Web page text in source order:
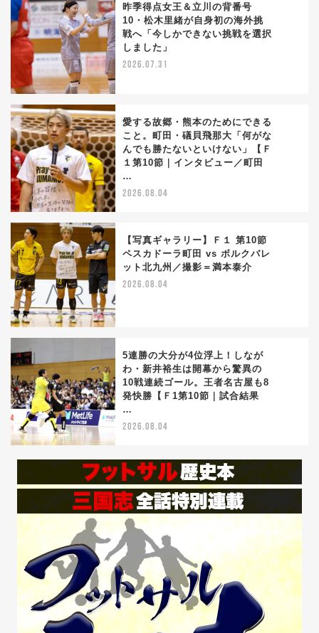
昨季得点女王＆立川の背番号
10・松木里緒が自身初の海外挑
戦へ「今しかできない挑戦を選択
しました」
2026.07.31
愛する故郷・熊本のためにできる
こと。町田・礒貝飛那大「何がな
んでも勝たないといけない」【Ｆ
１第10節｜インタビュー／町田
…
2026.08.04
【写真ギャラリー】Ｆ１ 第10節
ペスカドーラ町田 vs ボルクバレ
ット北九州／撮影＝満本泰介
2026.08.04
5連勝の大分が4位浮上！しなが
わ・新井裕生は開幕から驚異の
10戦連続ゴール。王者名古屋も8
発快勝【Ｆ1第10節｜試合結果
…
2026.08.04